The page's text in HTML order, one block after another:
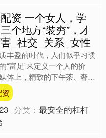
资 一个女人，学
个地方“装穷”，才
_社交_关系_女性
丰盈的时代，人们似乎习惯
“富足”来定义一个人的价
体上，精致的下午茶、奢华
贵的包包成为展示生活的标
合中，炫耀收入....
资
分类：最安全的杠杆